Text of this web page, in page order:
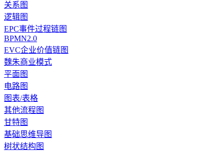
关系图
逻辑图
EPC事件过程链图
BPMN2.0
EVC企业价值链图
魏朱商业模式
平面图
电路图
图表/表格
其他流程图
甘特图
基础思维导图
树状结构图